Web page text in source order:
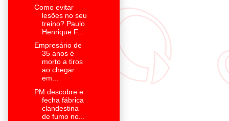
Como evitar
lesões no seu
treino? Paulo
Henrique F...
Empresário de
35 anos é
morto a tiros
ao chegar
em...
PM descobre e
fecha fábrica
clandestina
de fumo no...